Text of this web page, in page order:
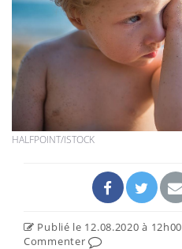
HALFPOINT/ISTOCK
Publié le 12.08.2020 à 12h00
Commenter